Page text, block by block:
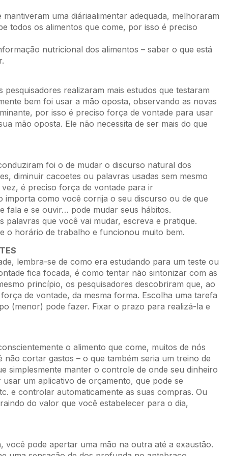
uma diáriaalimentar adequada, melhoraram
todos os alimentos que come, por isso é preciso
nutricional dos alimentos – saber o que está
realizaram mais estudos que testaram
bem foi usar a mão oposta, observando as novas
por isso é preciso força de vontade para usar
mão oposta. Ele não necessita de ser mais do que
foi o de mudar o discurso natural dos
diminuir cacoetes ou palavras usadas sem mesmo
vez, é preciso força de vontade para ir
importa como você corrija o seu discurso ou de que
fala e se ouvir… pode mudar seus hábitos.
palavras que você vai mudar, escreva e pratique.
o horário de trabalho e funcionou muito bem.
lembra-se de como era estudando para um teste ou
fica focada, é como tentar não sintonizar com as
princípio, os pesquisadores descobriram que, ao
de vontade, da mesma forma. Escolha uma tarefa
(menor) pode fazer. Fixar o prazo para realizá-la e
o alimento que come, muitos de nós
cortar gastos – o que também seria um treino de
simplesmente manter o controle de onde seu dinheiro
um aplicativo de orçamento, que pode se
e controlar automaticamente as suas compras. Ou
do valor que você estabelecer para o dia,
pode apertar uma mão na outra até a exaustão.